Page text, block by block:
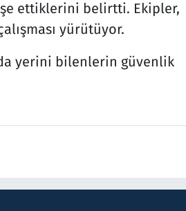
ettiklerini belirtti. Ekipler,
yürütüyor.
yerini bilenlerin güvenlik